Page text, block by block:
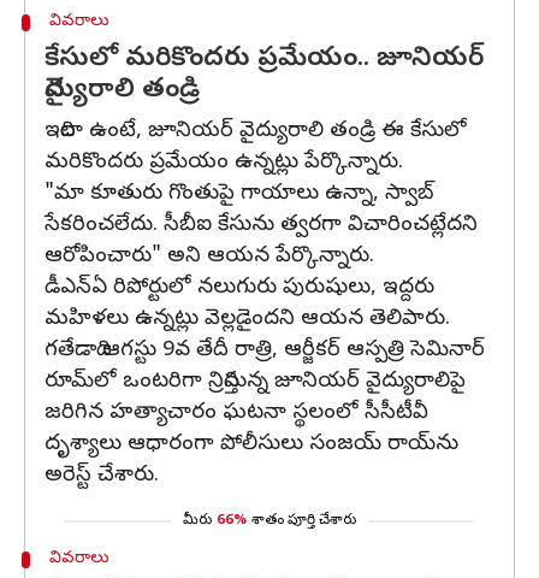
వివరాలు
కేసులో మరికొందరు ప్రమేయం.. జూనియర్
వైద్యురాలి తండ్రి
ఇదిలా ఉంటే, జూనియర్ వైద్యురాలి తండ్రి ఈ కేసులో
మరికొందరు ప్రమేయం ఉన్నట్లు పేర్కొన్నారు.
"మా కూతురు గొంతుపై గాయాలు ఉన్నా, స్వాబ్
సేకరించలేదు. సీబీఐ కేసును త్వరగా విచారించట్లేదని
ఆరోపించారు" అని ఆయన పేర్కొన్నారు.
డీఎన్ఏ రిపోర్టులో నలుగురు పురుషులు, ఇద్దరు
మహిళలు ఉన్నట్లు వెల్లడైందని ఆయన తెలిపారు.
గతేడాది ఆగస్టు 9వ తేదీ రాత్రి, ఆర్జీకర్ ఆస్పత్రి సెమినార్
రూమ్‌లో ఒంటరిగా నిద్రిస్తున్న జూనియర్ వైద్యురాలిపై
జరిగిన హత్యాచారం ఘటనా స్థలంలో సీసీటీవీ
దృశ్యాలు ఆధారంగా పోలీసులు సంజయ్ రాయ్‌ను
అరెస్ట్ చేశారు.
మీరు 66% శాతం పూర్తి చేశారు
వివరాలు